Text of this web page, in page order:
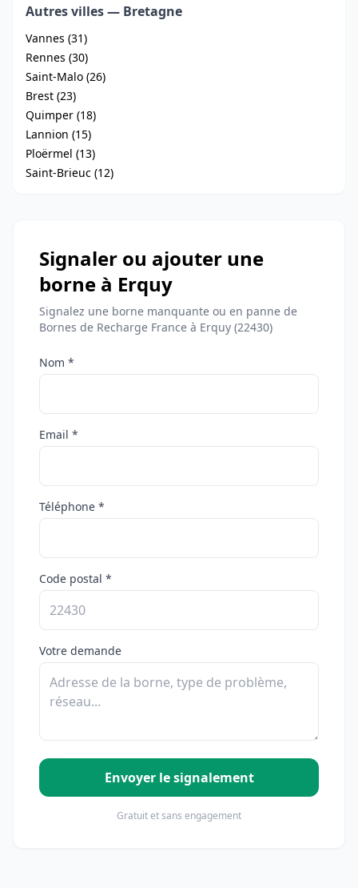
Autres villes — Bretagne
Vannes (31)
Rennes (30)
Saint-Malo (26)
Brest (23)
Quimper (18)
Lannion (15)
Ploërmel (13)
Saint-Brieuc (12)
Signaler ou ajouter une
borne à Erquy
Signalez une borne manquante ou en panne de
Bornes de Recharge France à Erquy (22430)
Nom *
Email *
Téléphone *
Code postal *
Votre demande
Envoyer le signalement
Gratuit et sans engagement